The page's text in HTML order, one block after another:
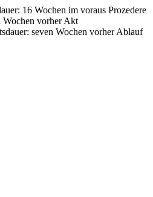
16 Wochen im voraus Prozedere
vorher Akt
seven Wochen vorher Ablauf